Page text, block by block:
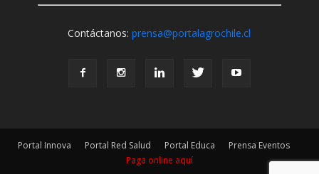
Contáctanos:prensa@portalagrochile.cl
Portal Innova Portal Red Salud Portal Educa
Prensa Eventos
Paga online aquí